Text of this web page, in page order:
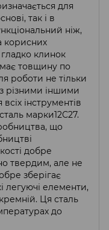
для
так і в
ніж,
корисних
клинок
товщину по
роботи не тільки
різними іншими
інструментів
марки12С27.
що
добре
твердим, але не
зберігає
легуючі елементи,
Ця сталь
до